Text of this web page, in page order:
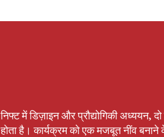
निफ्ट में डिज़ाइन और प्रौद्योगिकी अध्ययन,
होता है। कार्यक्रम को एक मजबूत नींव